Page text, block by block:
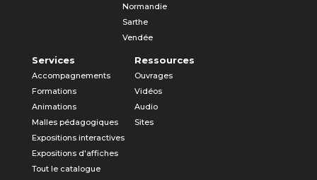
Normandie
Sarthe
Vendée
Services
Accompagnements
Formations
Animations
Malles pédagogiques
Expositions interactives
Expositions d'affiches
Tout le catalogue
Ressources
Ouvrages
Vidéos
Audio
Sites